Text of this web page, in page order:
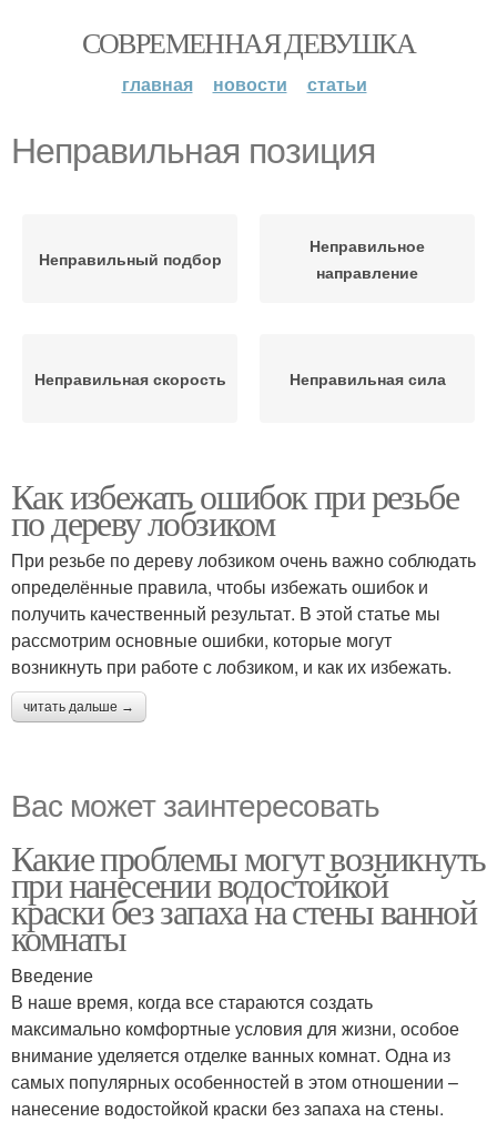
СОВРЕМЕННАЯ ДЕВУШКА
главная новости статьи
Неправильная позиция
Неправильный подбор
Неправильное
направление
Неправильная скорость Неправильная сила
Как избежать ошибок при резьбе
по дереву лобзиком
При резьбе по дереву лобзиком очень важно соблюдать
определённые правила, чтобы избежать ошибок и
получить качественный результат. В этой статье мы
рассмотрим основные ошибки, которые могут
возникнуть при работе с лобзиком, и как их избежать.
читать дальше →
Вас может заинтересовать
Какие проблемы могут возникнуть
при нанесении водостойкой
краски без запаха на стены ванной
комнаты
Введение
В наше время, когда все стараются создать
максимально комфортные условия для жизни, особое
внимание уделяется отделке ванных комнат. Одна из
самых популярных особенностей в этом отношении –
нанесение водостойкой краски без запаха на стены.